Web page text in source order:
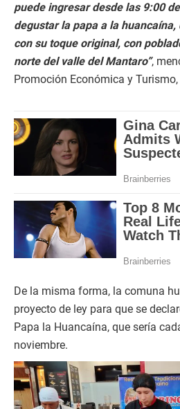
puede ingresar desde las 9:00
degustar la papa a la
con su toque original, con
norte del valle del Mantaro”,
Promoción Económica y
De la misma forma, la comuna
proyecto de ley para que se
Papa la Huancaína, que sería
noviembre.